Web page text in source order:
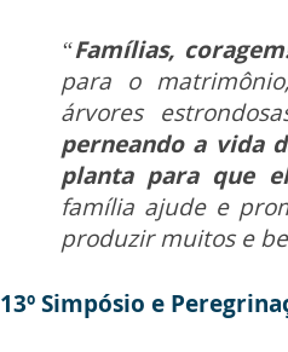
“Famílias,
para o
árvores
perneando a vida
planta para que
família ajude e
produzir muitos e
13º Simpósio e